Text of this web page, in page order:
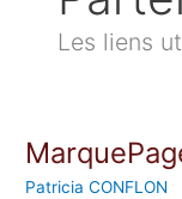
Les liens
Patricia CONFLON
MarquePage